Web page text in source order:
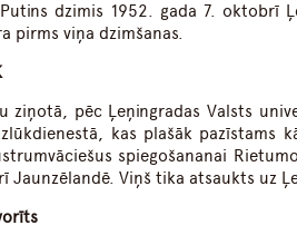
dzimis 1952. gada 7. oktobrī
pirms viņa dzimšanas.
ziņotā, pēc Ļeņingradas Valsts
kas plašāk pazīstams
spiegošananai
Jaunzēlandē. Viņš tika atsaukts uz